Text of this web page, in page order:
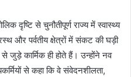
दृष्टि से चुनौतीपूर्ण राज्य में स्वास्थ्य
और पर्वतीय क्षेत्रों में संकट की घड़ी
जुड़े कार्मिक ही होते हैं। उन्होंने नव
से कहा कि वे संवेदनशीलता,